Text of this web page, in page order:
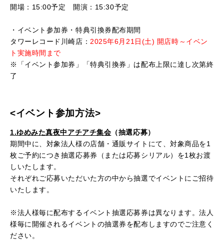
開場： 15:00予定 開演： 15:30予定
・イベント参加券・特典引換券配布期間
タワーレコード川崎店： 2025年6月21日(土) 開店時～イベン
ト実施時間まで
※「イベント参加券」「特典引換券」は配布上限に達し次第終
了
<イベント参加方法>
1.ゆめみた真夜中アチアチ集会 （抽選応募）
期間中に、対象法人様の店舗・通販サイトにて、対象商品を1
枚ご予約につき抽選応募券（または応募シリアル）を1 枚お渡
しいたします。
それぞれご応募いただいた方の中から抽選でイベントにご招待
いたします。
※法人様毎に配布するイベント抽選応募券は異なります。法人
様毎に開催されるイベントの抽選券を配布しますのでご注意く
ださい。